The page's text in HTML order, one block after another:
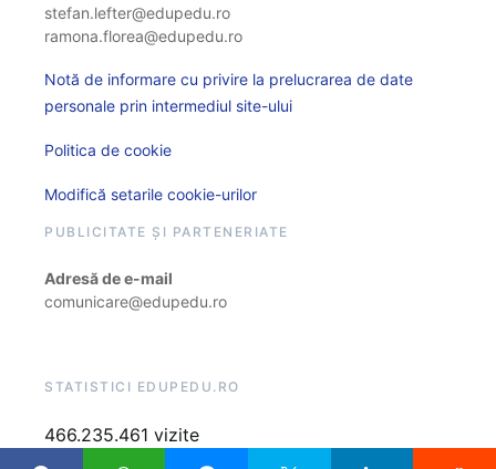
stefan.lefter@edupedu.ro
ramona.florea@edupedu.ro
Notă de informare cu privire la prelucrarea de date
personale prin intermediul site-ului
Politica de cookie
Modifică setarile cookie-urilor
PUBLICITATE ȘI PARTENERIATE
Adresă de e-mail
comunicare@edupedu.ro
STATISTICI EDUPEDU.RO
466.235.461 vizite